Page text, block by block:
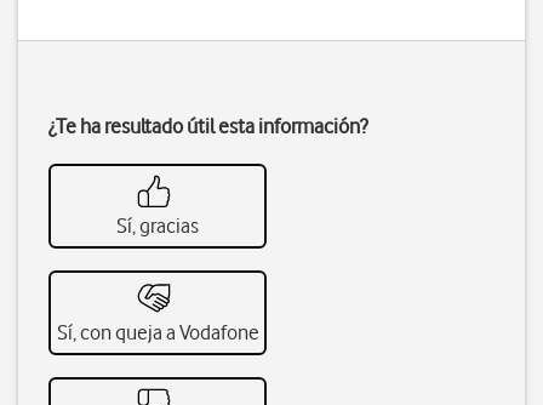
¿Te ha resultado útil esta información?
Sí, gracias
Sí, con queja a Vodafone